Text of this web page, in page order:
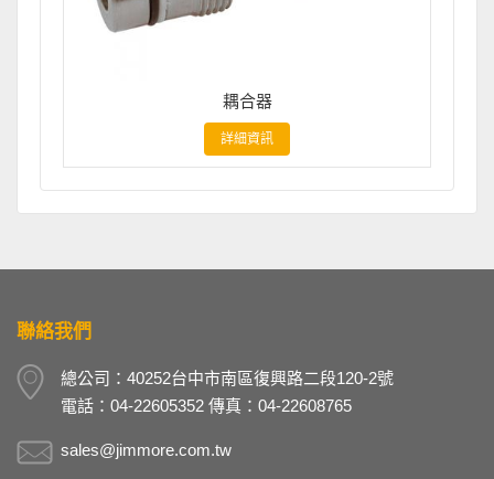
耦合器
詳細資訊
聯絡我們
總公司：40252台中市南區復興路二段120-2號
電話：04-22605352 傳真：04-22608765
sales@jimmore.com.tw